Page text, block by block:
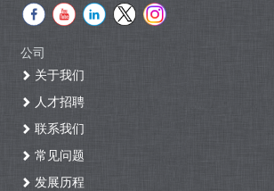
公司
关于我们
人才招聘
联系我们
常见问题
发展历程